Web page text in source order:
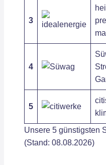
3
4
5
Unsere 5 günstigsten
(Stand: 08.08.2026)